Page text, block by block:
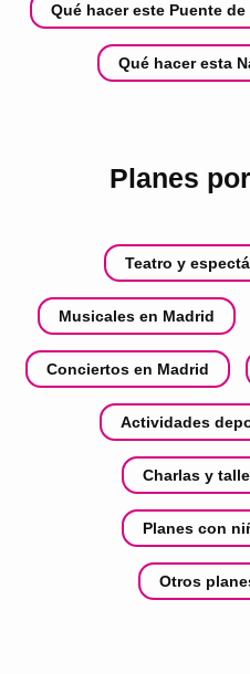
Qué hacer este Puente
Qué hacer esta
Planes
Teatro y
Musicales en Madrid
Conciertos en Madrid
Actividades
Charlas y
Planes con
Otros